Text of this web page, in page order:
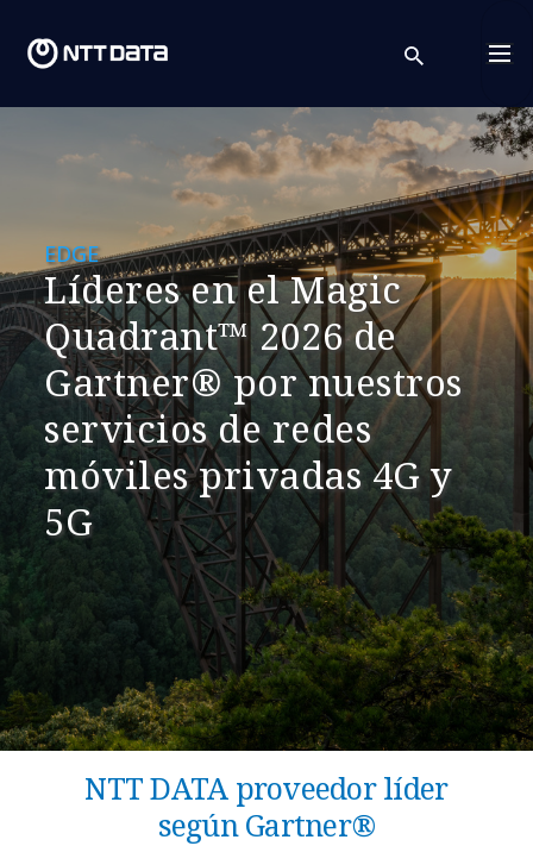
search
EDGE
Líderes en el Magic
Quadrant™ 2026 de
Gartner® por nuestros
servicios de redes
móviles privadas 4G y
5G
NTT DATA proveedor líder
según Gartner®